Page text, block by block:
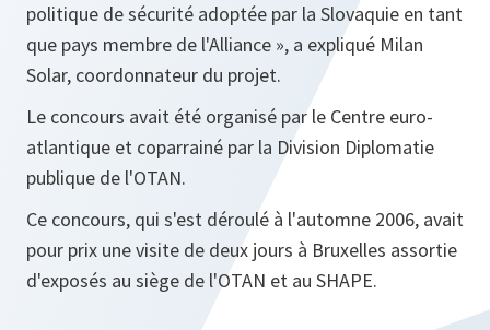
politique de sécurité adoptée par la Slovaquie en tant
que pays membre de l'Alliance », a expliqué Milan
Solar, coordonnateur du projet.
Le concours avait été organisé par le Centre euro-
atlantique et coparrainé par la Division Diplomatie
publique de l'OTAN.
Ce concours, qui s'est déroulé à l'automne 2006, avait
pour prix une visite de deux jours à Bruxelles assortie
d'exposés au siège de l'OTAN et au SHAPE.